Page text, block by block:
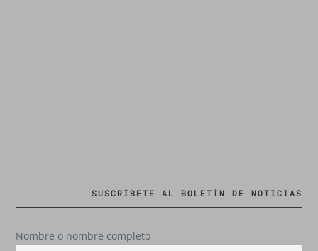
SUSCRÍBETE AL BOLETÍN DE NOTICIAS
Nombre o nombre completo